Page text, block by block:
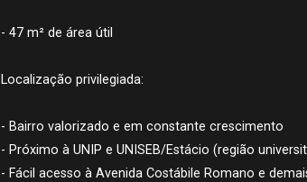
- 47 m² de área útil
Localização privilegiada:
- Bairro valorizado e em constante crescimento
- Próximo à UNIP e UNISEB/Estácio (região
- Fácil acesso à Avenida Costábile Romano e